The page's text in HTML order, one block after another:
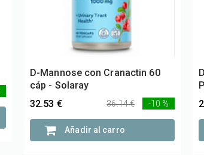
D-Mannose con Cranactin 60
cáp - Solaray
32.53 €
36.14 € -10 %
Añadir al carro